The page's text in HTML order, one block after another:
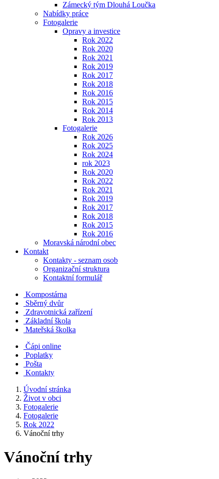
Zámecký tým Dlouhá Loučka
Nabídky práce
Fotogalerie
Opravy a investice
Rok 2022
Rok 2020
Rok 2021
Rok 2019
Rok 2017
Rok 2018
Rok 2016
Rok 2015
Rok 2014
Rok 2013
Fotogalerie
Rok 2026
Rok 2025
Rok 2024
rok 2023
Rok 2020
Rok 2022
Rok 2021
Rok 2019
Rok 2017
Rok 2018
Rok 2015
Rok 2016
Moravská národní obec
Kontakt
Kontakty - seznam osob
Organizační struktura
Kontaktní formulář
Kompostárna
Sběrný dvůr
Zdravotnická zařízení
Základní škola
Mateřská školka
Čápi online
Poplatky
Pošta
Kontakty
Úvodní stránka
Život v obci
Fotogalerie
Fotogalerie
Rok 2022
Vánoční trhy
Vánoční trhy